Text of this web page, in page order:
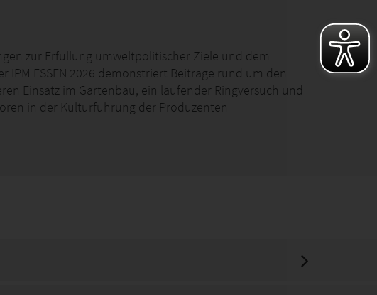
zur Erfüllung umweltpolitischer Ziele und dem
IPM ESSEN 2026 demonstriert Beiträge rund um den
Einsatz im Gartenbau, ein laufender Ringversuch und
in der Kulturführung der Produzenten